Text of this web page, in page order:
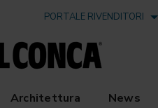
PORTALE RIVENDITORI
Architettura News